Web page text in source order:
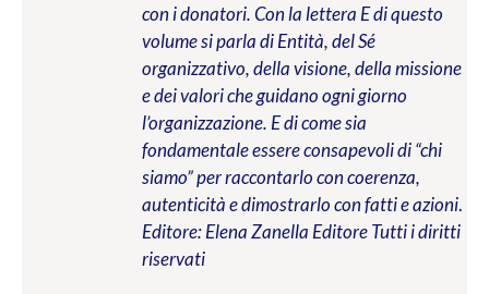
con i donatori. Con la lettera E di questo
volume si parla di Entità, del Sé
organizzativo, della visione, della missione
e dei valori che guidano ogni giorno
l’organizzazione. E di come sia
fondamentale essere consapevoli di “chi
siamo” per raccontarlo con coerenza,
autenticità e dimostrarlo con fatti e azioni.
Editore: Elena Zanella EditoreTutti i diritti
riservati